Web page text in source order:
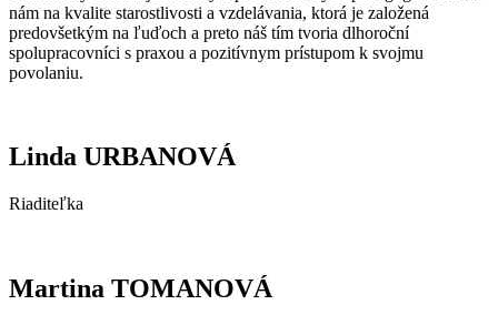
nám na kvalite starostlivosti a vzdelávania, ktorá je založená
predovšetkým na ľuďoch a preto náš tím tvoria dlhoroční
spolupracovníci s praxou a pozitívnym prístupom k svojmu
povolaniu.
Linda URBANOVÁ
Riaditeľka
Martina TOMANOVÁ